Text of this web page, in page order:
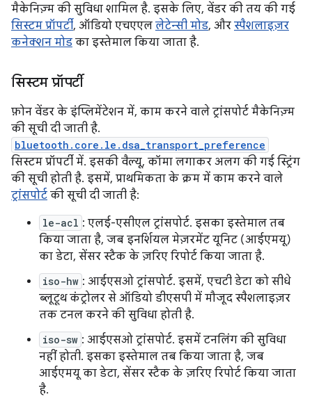
मैकेनिज़्म की सुविधा शामिल है. इसके लिए, वेंडर की तय की गई
सिस्टम प्रॉपर्टी, ऑडियो एचएएल लेटेन्सी मोड, और स्पैशलाइज़र
कनेक्शन मोड का इस्तेमाल किया जाता है.
सिस्टम प्रॉपर्टी
फ़ोन वेंडर के इंप्लिमेंटेशन में, काम करने वाले ट्रांसपोर्ट मैकेनिज़्म
की सूची दी जाती है.
bluetooth.core.le.dsa_transport_preference
सिस्टम प्रॉपर्टी में. इसकी वैल्यू, कॉमा लगाकर अलग की गई स्ट्रिंग
की सूची होती है. इसमें, प्राथमिकता के क्रम में काम करने वाले
ट्रांसपोर्ट की सूची दी जाती है:
le-acl : एलई-एसीएल ट्रांसपोर्ट. इसका इस्तेमाल तब
किया जाता है, जब इनर्शियल मेज़रमेंट यूनिट (आईएमयू)
का डेटा, सेंसर स्टैक के ज़रिए रिपोर्ट किया जाता है.
iso-hw : आईएसओ ट्रांसपोर्ट. इसमें, एचटी डेटा को सीधे
ब्लूटूथ कंट्रोलर से ऑडियो डीएसपी में मौजूद स्पैशलाइज़र
तक टनल करने की सुविधा होती है.
iso-sw : आईएसओ ट्रांसपोर्ट. इसमें टनलिंग की सुविधा
नहीं होती. इसका इस्तेमाल तब किया जाता है, जब
आईएमयू का डेटा, सेंसर स्टैक के ज़रिए रिपोर्ट किया जाता
है.